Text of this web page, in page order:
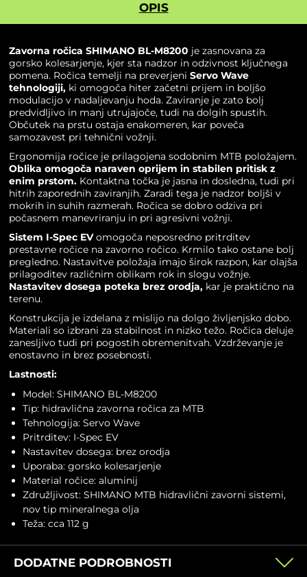
EV
količina
OPIS
Zavorna ročica SHIMANO BL-M8200 je zasnovana za
gorsko kolesarjenje, kjer sta nadzor in odzivnost ključnega
pomena. Ročica temelji na preverjeni Servo Wave
tehnologiji,ki omogoča hiter začetni prijem in boljšo
modulacijo v nadaljevanju hoda. Zaviranje je zato bolj
predvidljivo in manj utrujajoče, tudi na dolgih spustih.
Občutek na prstu ostaja enakomeren, kar poveča
samozavest pri tehnični vožnji.
Ergonomija ročice je prilagojena sodobnim MTB položajem.
Oblika omogoča naraven oprijem in stabilen pritisk z
enim prstom.Kontaktna točka je jasna in dosledna, tudi pri
hitrih zaporednih zaviranjih. Zaradi tega je nadzor boljši v
mokrih in suhih razmerah. Ročica se dobro odziva pri
počasnem manevriranju in pri agresivni vožnji.
Sistem I-Spec EVomogoča neposredno pritrditev
prestavne ročice na zavorno ročico. Krmilo tako ostane bolj
pregledno. Nastavitve položaja imajo širok razpon, kar olajša
prilagoditev različnim oblikam rok in slogu vožnje.
Nastavitev dosega poteka brez orodja,kar je praktično na
terenu.
Konstrukcija je izdelana z mislijo na dolgo življenjsko dobo.
Materiali so izbrani za stabilnost in nizko težo. Ročica deluje
zanesljivo tudi pri pogostih obremenitvah. Vzdrževanje je
enostavno in brez posebnosti.
Lastnosti:
Model: SHIMANO BL-M8200
Tip: hidravlična zavorna ročica za MTB
Tehnologija: Servo Wave
Pritrditev: I-Spec EV
Nastavitev dosega: brez orodja
Uporaba: gorsko kolesarjenje
Material ročice: aluminij
Združljivost: SHIMANO MTB hidravlični zavorni sistemi,
nov tip mineralnega olja
Teža: cca 112 g
DODATNE PODROBNOSTI